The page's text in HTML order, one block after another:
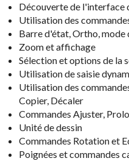
Découverte de l'interface
Utilisation des
Barre d'état, Ortho, mode
Zoom et affichage
Sélection et options de la
Utilisation de saisie
Utilisation des
Copier, Décaler
Commandes Ajuster,
Unité de dessin
Commandes Rotation et
Poignées et commandes